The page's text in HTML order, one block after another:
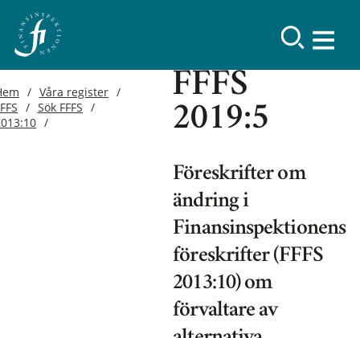
Våra register
Sök FFFS
FFFS
2019:5
Föreskrifter om
ändring i
Finansinspektionens
föreskrifter (FFFS
2013:10) om
förvaltare av